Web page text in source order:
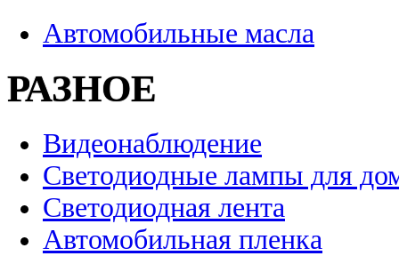
Автомобильные масла
РАЗНОЕ
Видеонаблюдение
Светодиодные лампы для
Светодиодная лента
Автомобильная пленка